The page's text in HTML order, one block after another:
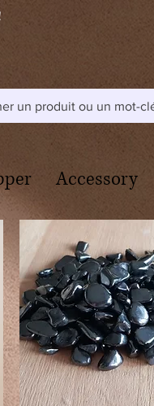
un produit ou un mot-
Accessory